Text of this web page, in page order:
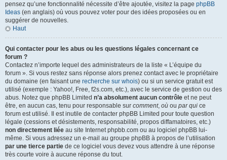
pensez qu’une fonctionnalité nécessite d’être ajoutée, visitez la page phpBB
Ideas (en anglais) où vous pouvez voter pour des idées proposées ou en
suggérer de nouvelles.
Haut
Qui contacter pour les abus ou les questions légales concernant ce
forum ?
Contactez n’importe lequel des administrateurs de la liste « L’équipe du
forum ». Si vous restez sans réponse alors prenez contact avec le propriétaire
du domaine (en faisant une recherche sur whois) ou si un service gratuit est
utilisé (exemple : Yahoo!, Free, f2s.com, etc.), avec le service de gestion ou des
abus. Notez que phpBB Limited n’a absolument aucun contrôle et ne peut
être, en aucun cas, tenu pour responsable sur comment, où ou par qui ce
forum est utilisé. Il est inutile de contacter phpBB Limited pour toute question
légale (cessions et désistements, responsabilité, propos diffamatoires, etc.)
non directement liée au site Internet phpbb.com ou au logiciel phpBB lui-
même. Si vous adressez un e-mail au groupe phpBB à propos de l’utilisation
par une tierce partie de ce logiciel vous devez vous attendre à une réponse
très courte voire à aucune réponse du tout.